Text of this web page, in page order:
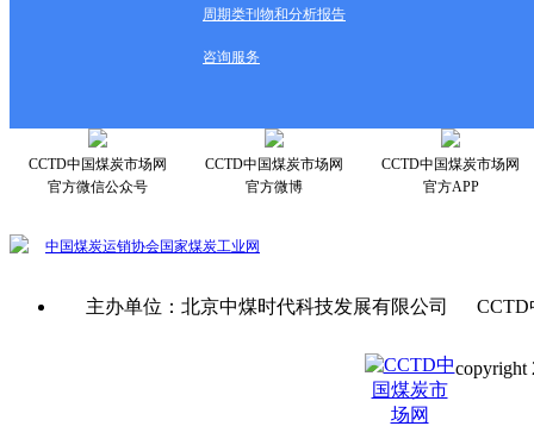
周期类刊物和分析报告
咨询服务
CCTD中国煤炭市场网
官方微信公众号
CCTD中国煤炭市场网
官方微博
CCTD中国煤炭市场网
官方APP
中国煤炭运销协会国家煤炭工业网
主办单位：北京中煤时代科技发展有限公司
copyright